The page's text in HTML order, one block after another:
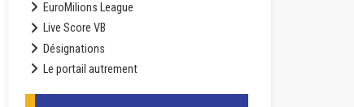
EuroMilions League
Live Score VB
Désignations
Le portail autrement